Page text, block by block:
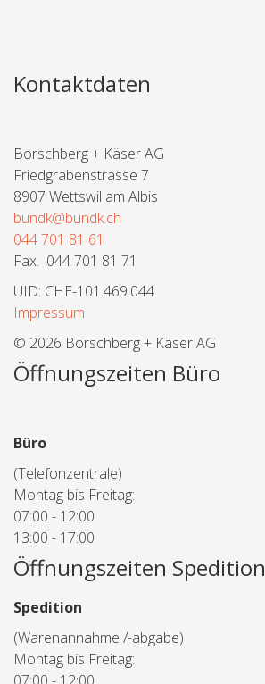
Kontaktdaten
Borschberg + Käser AG
Friedgrabenstrasse 7
8907 Wettswil am Albis
bundk@bundk.ch
044 701 81 61
Fax. 044 701 81 71
UID: CHE-101.469.044
Impressum
© 2026 Borschberg + Käser AG
Öffnungszeiten Büro
Büro
(Telefonzentrale)
Montag bis Freitag:
07:00 - 12:00
13:00 - 17:00
Öffnungszeiten Spedition
Spedition
(Warenannahme /-abgabe)
Montag bis Freitag: